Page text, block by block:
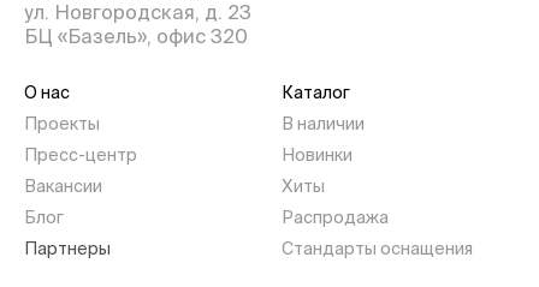
ул. Новгородская, д. 23
БЦ «Базель», офис 320
О нас
Проекты
Пресс-центр
Вакансии
Блог
Партнеры
Каталог
В наличии
Новинки
Хиты
Распродажа
Стандарты оснащения